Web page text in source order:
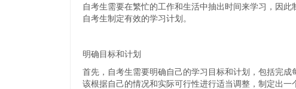
自考生需要在繁忙的工作和生活中抽出时间来学习，因
自考生制定有效的学习计划。
明确目标和计划
首先，自考生需要明确自己的学习目标和计划，包括完
该根据自己的情况和实际可行性进行适当调整，制定出一